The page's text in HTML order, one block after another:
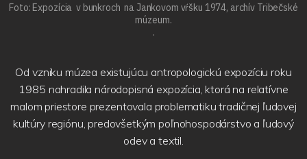
Foto: Expozícia v bunkroch na Jankovom vŕšku 1974, archív Tribečské
múzeum.
.
Od vzniku múzea existujúcu antropologickú expozíciu roku
1985 nahradila národopisná expozícia, ktorá na relatívne
malom priestore prezentovala problematiku tradičnej ľudovej
kultúry regiónu, predovšetkým poľnohospodárstvo a ľudový
odev a textil.